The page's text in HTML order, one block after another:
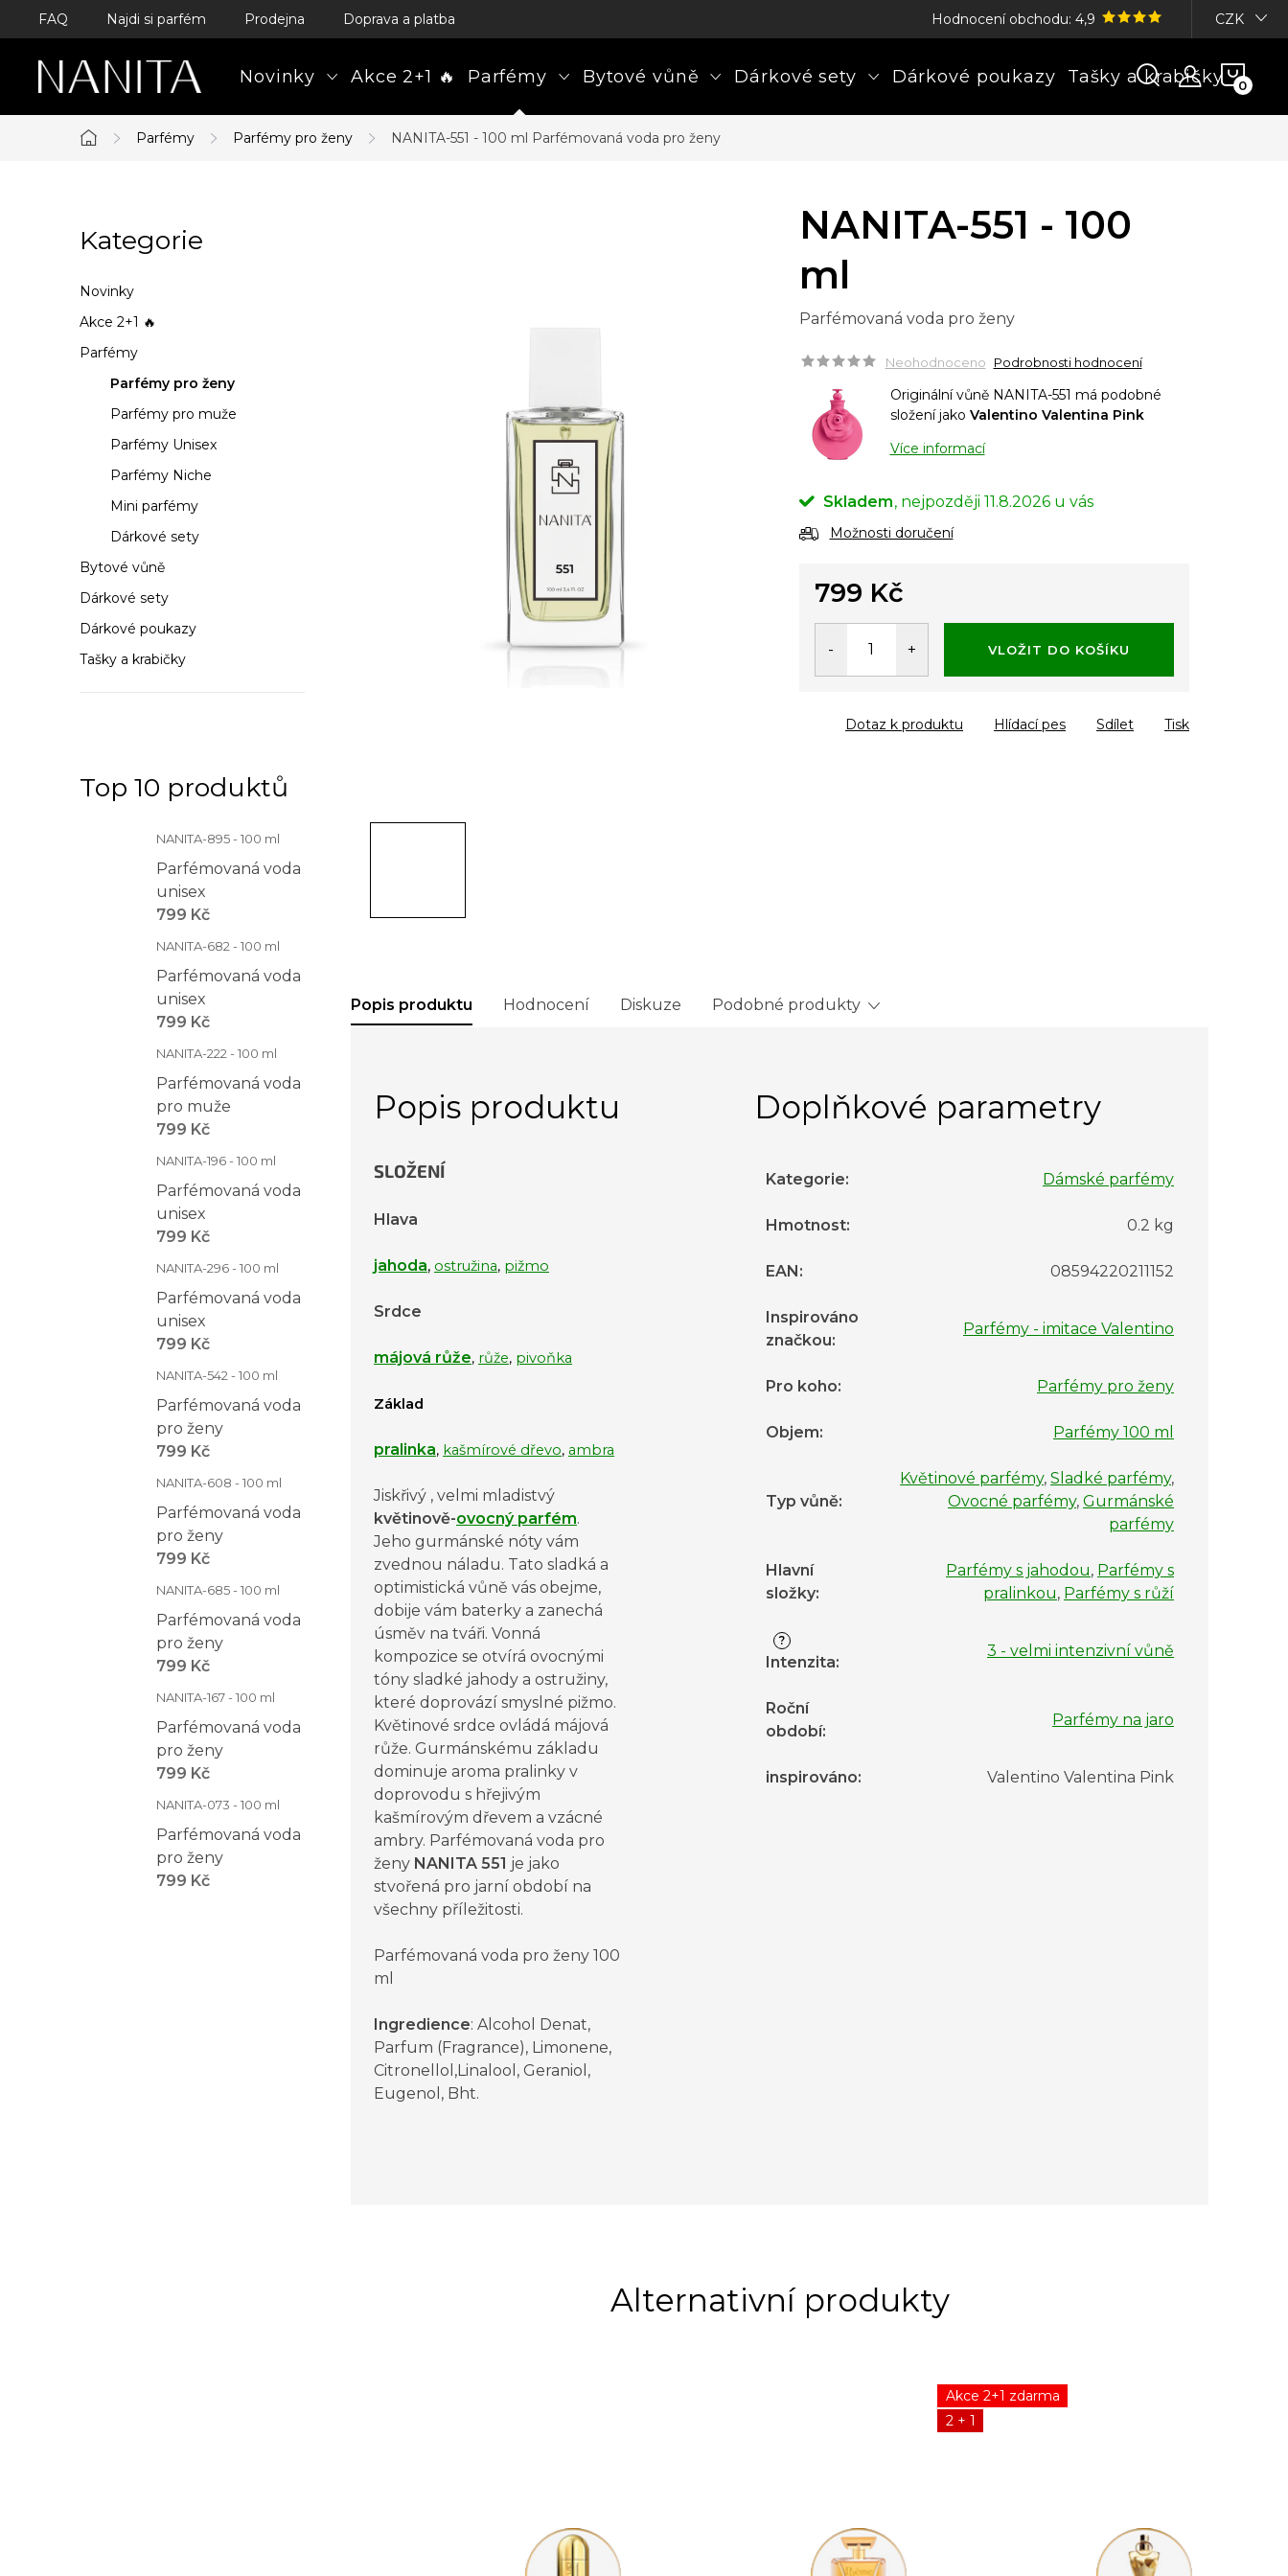
Přejít
obsah
FAQ Najdi si parfém Prodejna Doprava a platba Hodnocení obchodu: 4,9 CZK
Novinky Akce 2+1 🔥 Parfémy Bytové vůně Dárkové sety Dárkové poukazy Tašky a krabičky
Domů
Parfémy Parfémy pro ženy NANITA-551 - 100 ml Parfémovaná voda pro ženy
o
s
t
r
p
a
n
e
Přeskočit
kategorie
Kategorie
Novinky
Akce 2+1 🔥
Parfémy
Parfémy pro ženy
Parfémy pro muže
Parfémy Unisex
Parfémy Niche
Mini parfémy
Dárkové sety
Bytové vůně
Dárkové sety
Dárkové poukazy
Tašky a krabičky
Top 10 produktů
NANITA-895 - 100 ml
Parfémovaná voda
unisex
799 Kč
NANITA-682 - 100 ml
Parfémovaná voda
unisex
799 Kč
NANITA-222 - 100 ml
Parfémovaná voda
pro muže
799 Kč
NANITA-196 - 100 ml
Parfémovaná voda
unisex
799 Kč
NANITA-296 - 100 ml
Parfémovaná voda
unisex
799 Kč
NANITA-542 - 100 ml
Parfémovaná voda
pro ženy
799 Kč
NANITA-608 - 100 ml
Parfémovaná voda
pro ženy
799 Kč
NANITA-685 - 100 ml
Parfémovaná voda
pro ženy
799 Kč
NANITA-167 - 100 ml
Parfémovaná voda
pro ženy
799 Kč
NANITA-073 - 100 ml
Parfémovaná voda
pro ženy
799 Kč
NANITA-551 - 100
ml
Parfémovaná voda pro ženy
Neohodnoceno Podrobnosti hodnocení
Originální vůně NANITA-551 má podobné
složení jako Valentino Valentina Pink
Více informací
Skladem 11.8.2026
Možnosti doručení
799 Kč
VLOŽIT DO KOŠÍKU
Tisk
Dotaz k produktu Hlídací pes Sdílet
Popis produktu Hodnocení Diskuze Podobné produkty
Popis produktu
SLOŽENÍ
Hlava
jahoda, ostružina, pižmo
Srdce
májová růže, růže, pivoňka
Základ
pralinka, kašmírové dřevo, ambra
Jiskřivý , velmi mladistvý
květinově-ovocný parfém.
Jeho gurmánské nóty vám
zvednou náladu. Tato sladká a
optimistická vůně vás obejme,
dobije vám baterky a zanechá
úsměv na tváři. Vonná
kompozice se otvírá ovocnými
tóny sladké jahody a ostružiny,
které doprovází smyslné pižmo.
Květinové srdce ovládá májová
růže. Gurmánskému základu
dominuje aroma pralinky v
doprovodu s hřejivým
kašmírovým dřevem a vzácné
ambry. Parfémovaná voda pro
ženy NANITA 551 je jako
stvořená pro jarní období na
všechny příležitosti.
Parfémovaná voda pro ženy 100
ml
Ingredience: Alcohol Denat,
Parfum (Fragrance), Limonene,
Citronellol,Linalool, Geraniol,
Eugenol, Bht.
Doplňkové parametry
Kategorie: Dámské parfémy
Hmotnost: 0.2 kg
EAN : 08594220211152
Inspirováno
značkou:
Parfémy - imitace Valentino
Pro koho: Parfémy pro ženy
Objem: Parfémy 100 ml
Typ vůně:
Květinové parfémy, Sladké parfémy,
Ovocné parfémy, Gurmánské
parfémy
Hlavní
složky:
Parfémy s jahodou, Parfémy s
pralinkou, Parfémy s růží
?
Intenzita:
3 - velmi intenzivní vůně
Roční
období:
Parfémy na jaro
inspirováno: Valentino Valentina Pink
Akce 2+1 zdarma
2 + 1